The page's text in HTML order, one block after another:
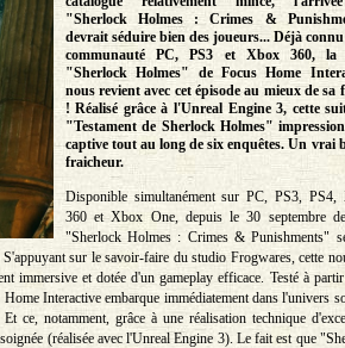
"Sherlock Holmes : Crimes &
devrait séduire bien des joueurs... Déjà
communauté PC, PS3 et Xbox 360, la
"Sherlock Holmes" de Focus Home
nous revient avec cet épisode au mieux de sa
! Réalisé grâce à l'Unreal Engine 3, cette
"Testament de Sherlock Holmes"
captive tout au long de six enquêtes. Un vrai
fraicheur.
Disponible simultanément sur PC, PS3, PS4,
360 et Xbox One, depuis le 30 septembre
"Sherlock Holmes : Crimes & Punishments"
sur le savoir-faire du studio Frogwares, cette
immersive et dotée d'un gameplay efficace. Testé à
Interactive embarque immédiatement dans l'univers
ce, notamment, grâce à une réalisation technique
(réalisée avec l'Unreal Engine 3). Le fait est que